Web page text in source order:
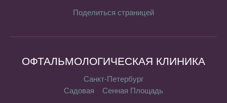
Поделиться страницей
ОФТАЛЬМОЛОГИЧЕСКАЯ КЛИНИКА
Санкт-Петербург
Садовая
Сенная Площадь